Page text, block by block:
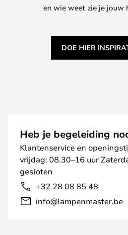
en wie weet zie je jouw
DOE HIER
Heb je begeleiding
Klantenservice en
vrijdag: 08.30–16 uur
gesloten
+32 28 08 85 48
info@lampenmaster.be